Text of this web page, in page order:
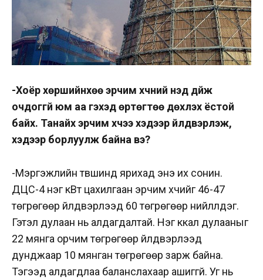
-Хоёр хөршийнхөө эрчим хүчний үнэд дүйж
очдоггүй юм аа гэхэд өртөгтөө дөхүүлэх ёстой
байх. Танайх эрчим хүчээ хэдээр үйлдвэрлэж,
хэдээр борлуулж байна вэ?
-Мэргэжлийн түвшинд ярихад энэ их сонин.
ДЦС-4 нэг кВт цахилгаан эрчим хүчийг 46-47
төгрөгөөр үйлдвэрлээд 60 төгрөгөөр нийлүүлдэг.
Гэтэл дулаан нь алдагдалтай. Нэг ккал дулааныг
22 мянга орчим төгрөгөөр үйлдвэрлээд
дунджаар 10 мянган төгрөгөөр зарж байна.
Тэгээд алдагдлаа баланслахаар ашиггүй. Уг нь